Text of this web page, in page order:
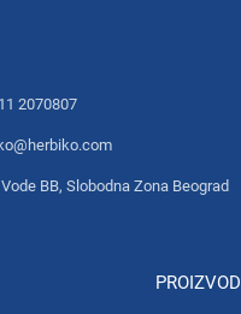
2070807
BB, Slobodna Zona Beograd
PROIZVODI